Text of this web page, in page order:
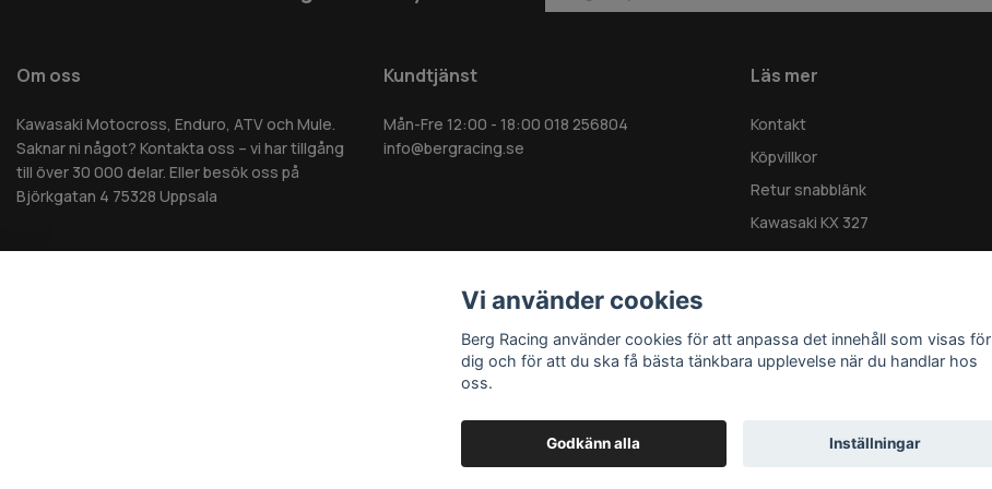
Om oss
Kawasaki Motocross, Enduro, ATV och Mule.
Saknar ni något? Kontakta oss – vi har tillgång
till över 30 000 delar. Eller besök oss på
Björkgatan 4 75328 Uppsala
Kundtjänst
Mån-Fre 12:00 - 18:00 018 256804
info@bergracing.se
Läs mer
Kontakt
Köpvillkor
Retur snabblänk
Kawasaki KX 327
Vi använder cookies
Berg Racing använder cookies för att anpassa det innehåll som visas för
dig och för att du ska få bästa tänkbara upplevelse när du handlar hos
oss.
Godkänn alla Inställningar